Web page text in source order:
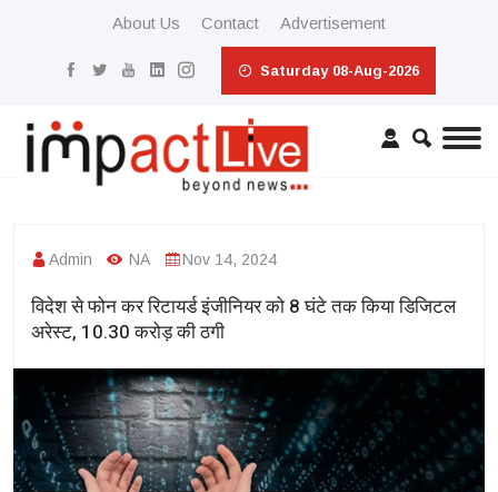
About Us Contact Advertisement
Saturday 08-Aug-2026
Admin NA Nov 14, 2024
विदेश से फोन कर रिटायर्ड इंजीनियर को 8 घंटे तक किया डिजिटल
अरेस्ट, 10.30 करोड़ की ठगी